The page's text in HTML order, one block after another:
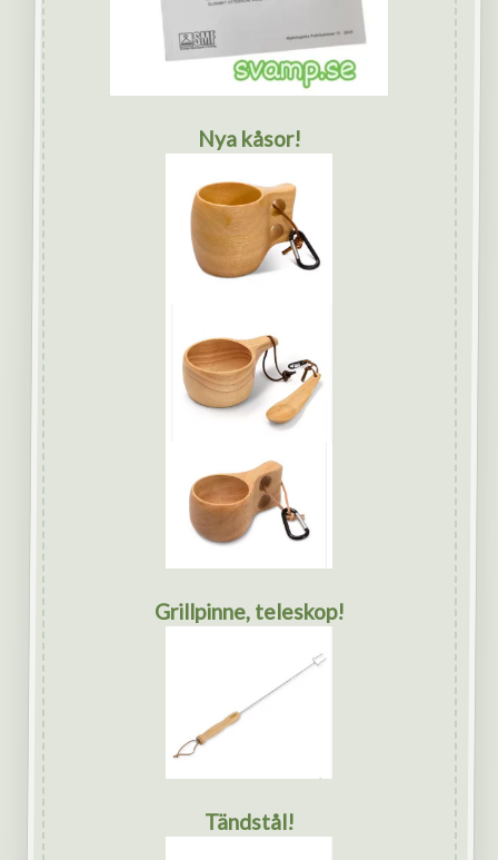
Nya kåsor!
Grillpinne, teleskop!
Tändstål!